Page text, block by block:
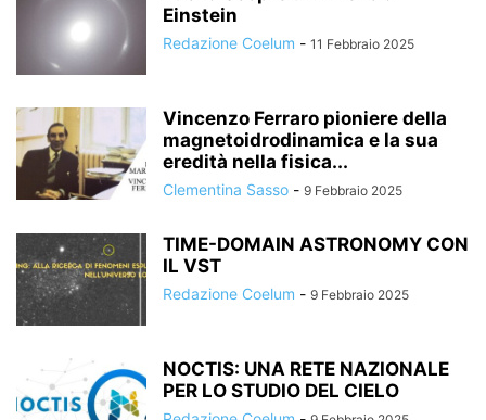
Einstein
Redazione Coelum - 11 Febbraio 2025
Vincenzo Ferraro pioniere della
magnetoidrodinamica e la sua
eredità nella fisica...
Clementina Sasso - 9 Febbraio 2025
TIME-DOMAIN ASTRONOMY CON
IL VST
Redazione Coelum - 9 Febbraio 2025
NOCTIS: UNA RETE NAZIONALE
PER LO STUDIO DEL CIELO